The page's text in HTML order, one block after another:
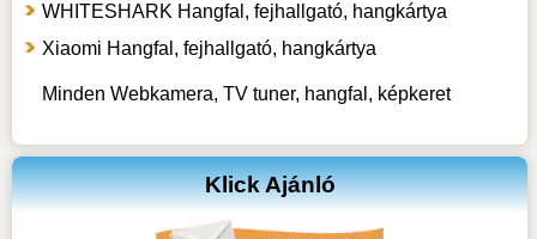
WHITESHARK Hangfal, fejhallgató, hangkártya
Xiaomi Hangfal, fejhallgató, hangkártya
Minden Webkamera, TV tuner, hangfal, képkeret
Klick Ajánló